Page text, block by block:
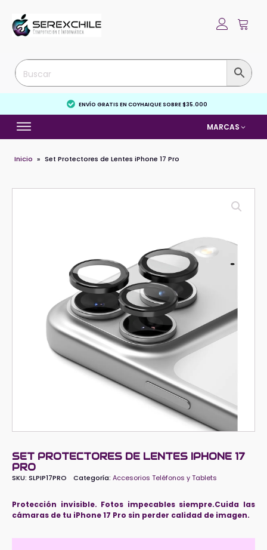
ENVÍO GRATIS EN COYHAIQUE SOBRE $35.000
MARCAS
Inicio » Set Protectores de Lentes iPhone 17 Pro
SET PROTECTORES DE LENTES IPHONE 17
PRO
SKU: SLPIP17PRO Categoría: Accesorios Teléfonos y Tablets
Protección invisible. Fotos impecables siempre.Cuida las
cámaras de tu iPhone 17 Pro sin perder calidad de imagen.